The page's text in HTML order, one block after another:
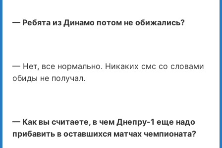
— Ребята из Динамо потом не обижались?
— Нет, все нормально. Никаких смс со словами
обиды не получал.
— Как вы считаете, в чем Днепру-1 еще надо
прибавить в оставшихся матчах чемпионата?